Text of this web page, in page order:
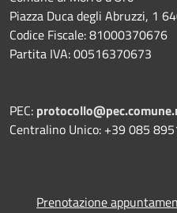
Piazza Duca degli Abruzzi, 1
Codice Fiscale: 81000370676
Partita IVA: 00516370673
PEC:
Centralino Unico: +39 085
Prenotazione